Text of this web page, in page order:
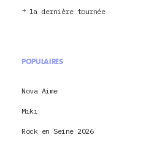
la dernière tournée
POPULAIRES
Nova Aime
Miki
Rock en Seine 2026